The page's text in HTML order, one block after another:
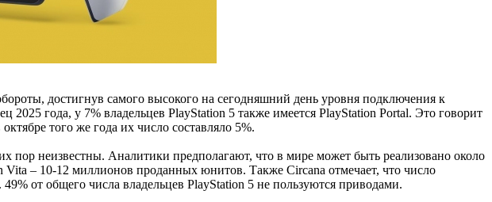
достигнув самого высокого на сегодняшний день уровня подключения к
года, у 7% владельцев PlayStation 5 также имеется PlayStation Portal. Это говорит
того же года их число составляло 5%.
пор неизвестны. Аналитики предполагают, что в мире может быть реализовано около
– 10-12 миллионов проданных юнитов. Также Circana отмечает, что число
от общего числа владельцев PlayStation 5 не пользуются приводами.